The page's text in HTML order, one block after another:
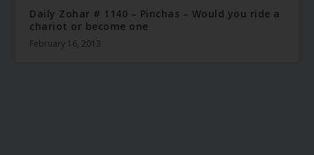
Daily Zohar # 1140 – Pinchas – Would you ride a
chariot or become one
February 16, 2013